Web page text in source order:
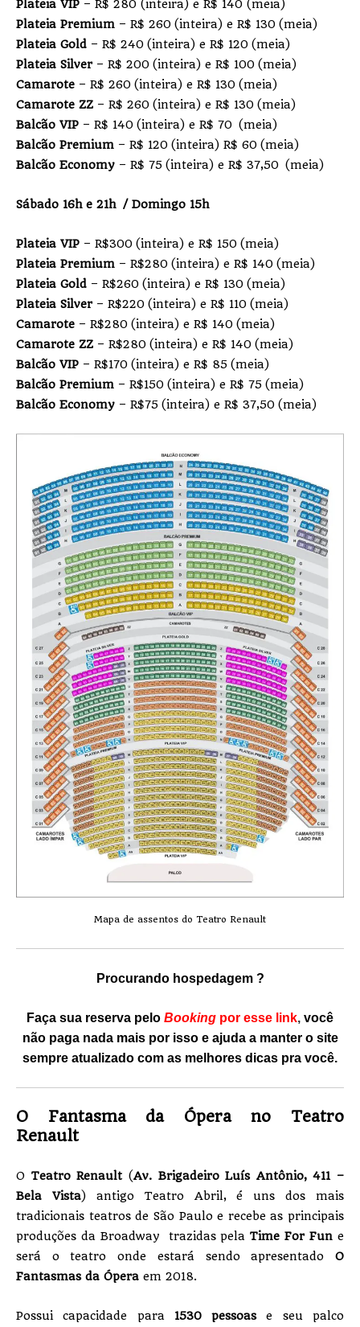
Plateia VIP – R$ 280 (inteira) e R$ 140 (meia)
Plateia Premium – R$ 260 (inteira) e R$ 130 (meia)
Plateia Gold – R$ 240 (inteira) e R$ 120 (meia)
Plateia Silver – R$ 200 (inteira) e R$ 100 (meia)
Camarote – R$ 260 (inteira) e R$ 130 (meia)
Camarote ZZ – R$ 260 (inteira) e R$ 130 (meia)
Balcão VIP – R$ 140 (inteira) e R$ 70 (meia)
Balcão Premium – R$ 120 (inteira) R$ 60 (meia)
Balcão Economy – R$ 75 (inteira) e R$ 37,50 (meia)
Sábado 16h e 21h / Domingo 15h
Plateia VIP – R$300 (inteira) e R$ 150 (meia)
Plateia Premium – R$280 (inteira) e R$ 140 (meia)
Plateia Gold – R$260 (inteira) e R$ 130 (meia)
Plateia Silver – R$220 (inteira) e R$ 110 (meia)
Camarote – R$280 (inteira) e R$ 140 (meia)
Camarote ZZ – R$280 (inteira) e R$ 140 (meia)
Balcão VIP – R$170 (inteira) e R$ 85 (meia)
Balcão Premium – R$150 (inteira) e R$ 75 (meia)
Balcão Economy – R$75 (inteira) e R$ 37,50 (meia)
Mapa de assentos do Teatro Renault
Procurando hospedagem ?
Faça sua reserva pelo Booking por esse link, você
não paga nada mais por isso e ajuda a manter o site
sempre atualizado com as melhores dicas pra você.
O Fantasma da Ópera no Teatro
Renault
O Teatro Renault (Av. Brigadeiro Luís Antônio, 411 –
Bela Vista) antigo Teatro Abril, é uns dos mais
tradicionais teatros de São Paulo e recebe as principais
produções da Broadway trazidas pelaTime For Fun e
será o teatro onde estará sendo apresentado O
Fantasmas da Ópera em 2018.
Possui capacidade para 1530 pessoase seu palco